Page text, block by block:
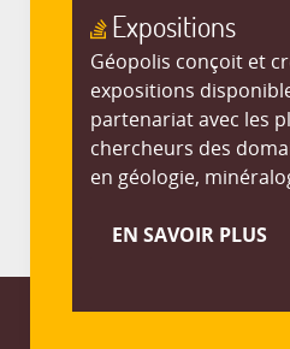
Expositions
Géopolis conçoit et
expositions
partenariat avec les
chercheurs des
en géologie,
EN SAVOIR PLUS